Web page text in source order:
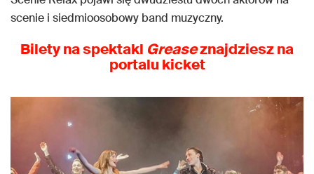
scenie i siedmioosobowy band muzyczny.
Bilety na spektakl Greaseznajdziesz na
portalu kicket